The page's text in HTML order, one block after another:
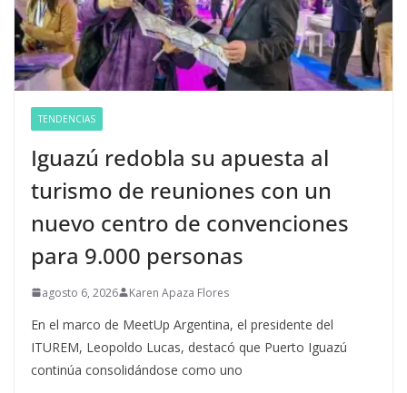
TENDENCIAS
Iguazú redobla su apuesta al
turismo de reuniones con un
nuevo centro de convenciones
para 9.000 personas
agosto 6, 2026 Karen Apaza Flores
En el marco de MeetUp Argentina, el presidente del
ITUREM, Leopoldo Lucas, destacó que Puerto Iguazú
continúa consolidándose como uno